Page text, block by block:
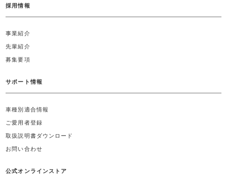
採用情報
事業紹介
先輩紹介
募集要項
サポート情報
車種別適合情報
ご愛用者登録
取扱説明書ダウンロード
お問い合わせ
公式オンラインストア